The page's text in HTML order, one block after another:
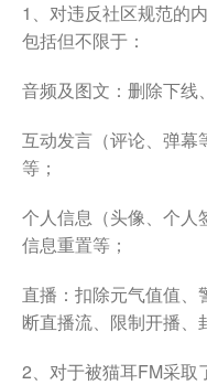
1、对违反社区规范的
包括但不限于：
音频及图文：删除下线
互动发言（评论、弹幕
等；
个人信息（头像、个人
信息重置等；
直播：扣除元气值值、
断直播流、限制开播、
2、对于被猫耳FM采取